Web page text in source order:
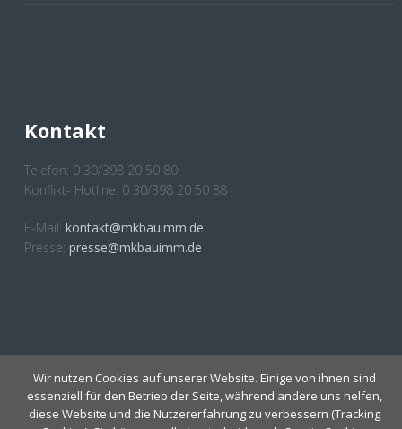
Kontakt
Telefon: 0 30/398 20 50 80
Konflikt- Hotline: 0 30/398 20 50 88
E-Mail: kontakt@mkbauimm.de
Presse: presse@mkbauimm.de
Wir nutzen Cookies auf unserer Website. Einige von ihnen sind
essenziell für den Betrieb der Seite, während andere uns helfen,
diese Website und die Nutzererfahrung zu verbessern (Tracking